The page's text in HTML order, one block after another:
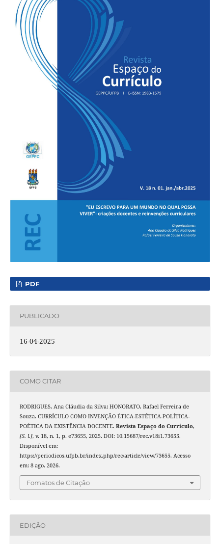
PDF
PUBLICADO
16-04-2025
COMO CITAR
RODRIGUES, Ana Cláudia da Silva; HONORATO, Rafael Ferreira de
Souza. CURRÍCULO COMO INVENÇÃO ÉTICA-ESTÉTICA-POLÍTICA-
POÉTICA DA EXISTÊNCIA DOCENTE. Revista Espaço do Currículo,
[S. l.], v. 18, n. 1, p. e73655, 2025. DOI: 10.15687/rec.v18i1.73655.
Disponível em:
https://periodicos.ufpb.br/index.php/rec/article/view/73655. Acesso
em: 8 ago. 2026.
Fomatos de Citação
EDIÇÃO